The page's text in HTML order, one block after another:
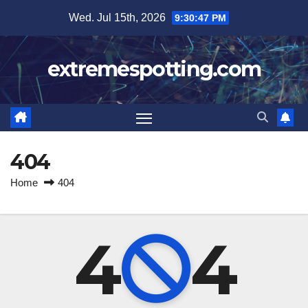
content
Wed. Jul 15th, 2026 9:30:47 PM
extremespotting.com
404
Home 404
4 4